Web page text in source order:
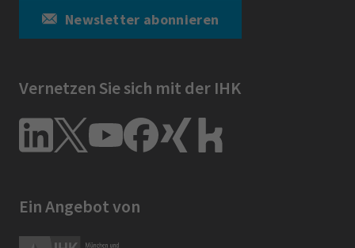
klimaneutralen Footprint unserer Produkte zu
erreichen, reicht es nicht aus, die direkten
betrachten. Auch vor- und nachgelagerte
die haben wir oft keinen Einfluss.
nicht auf. Nachhaltigkeit gehört zu unserer
Philosophie wie der Ziegel zum Bauen.‎
Newsletter abonnieren
Vernetzen Sie sich mit der IHK
Ein Angebot von